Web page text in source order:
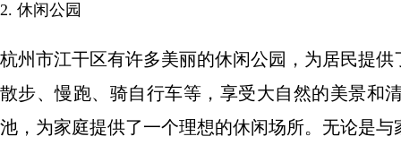
2. 休闲公园
杭州市江干区有许多美丽的休闲公园，为居民提
散步、慢跑、骑自行车等，享受大自然的美景和
池，为家庭提供了一个理想的休闲场所。无论是